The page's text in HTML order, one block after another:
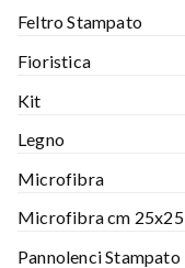
Feltro Stampato
Fioristica
Kit
Legno
Microfibra
Microfibra cm 25x25
Pannolenci Stampato